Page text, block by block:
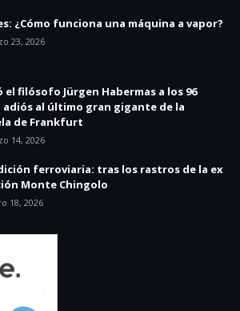
¿Cómo funciona una máquina a vapor?
23, 2026
el filósofo Jürgen Habermas a los 96
adiós al último gran gigante de la
de Frankfurt
14, 2026
ferroviaria: tras los rastros de la ex
Monte Chingolo
18, 2026